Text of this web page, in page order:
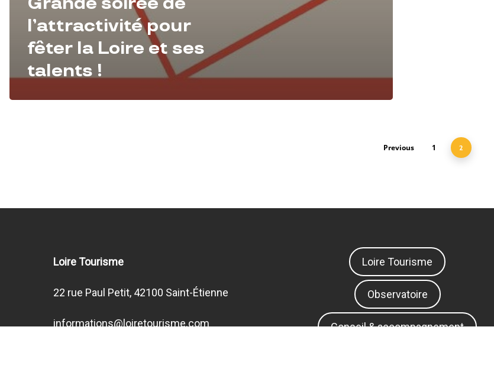
l’attractivité pour
fêter la Loire et ses
talents !
Previous 1 2
Loire Tourisme
22 rue Paul Petit, 42100 Saint-Étienne
informations@loiretourisme.com
Loire Tourisme
Observatoire
Conseil & accompagnement